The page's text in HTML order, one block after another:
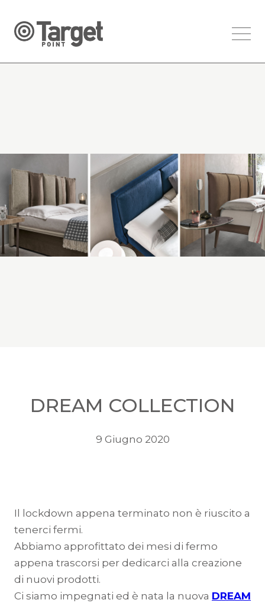
DREAM COLLECTION
9 Giugno 2020
Il lockdown appena terminato non è riuscito a
tenerci fermi.
Abbiamo approfittato dei mesi di fermo
appena trascorsi per dedicarci alla creazione
di nuovi prodotti.
Ci siamo impegnati ed è nata la nuova DREAM